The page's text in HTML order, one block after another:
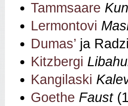
Tammsaare
Lermontovi
Dumas’ ja
Kitzbergi
Kangilaski
Goethe Faust